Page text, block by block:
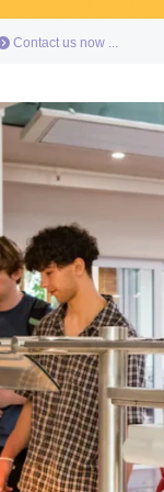
Contact us now ...